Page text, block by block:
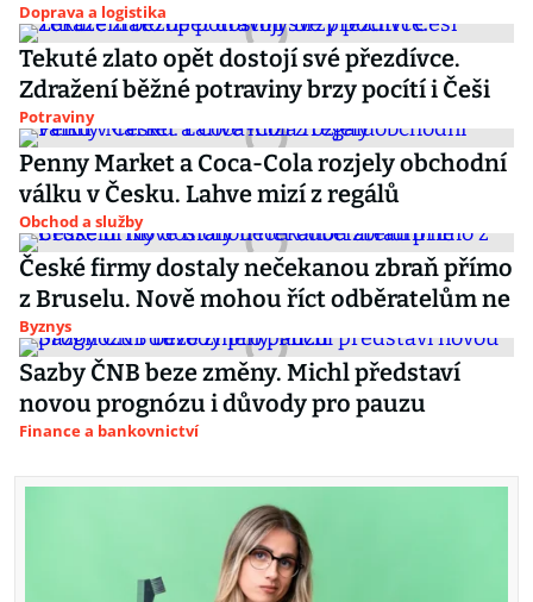
Doprava a logistika
Tekuté zlato opět dostojí své přezdívce.
Zdražení běžné potraviny brzy pocítí i Češi
Potraviny
Penny Market a Coca-Cola rozjely obchodní
válku v Česku. Lahve mizí z regálů
Obchod a služby
České firmy dostaly nečekanou zbraň přímo
z Bruselu. Nově mohou říct odběratelům ne
Byznys
Sazby ČNB beze změny. Michl představí
novou prognózu i důvody pro pauzu
Finance a bankovnictví